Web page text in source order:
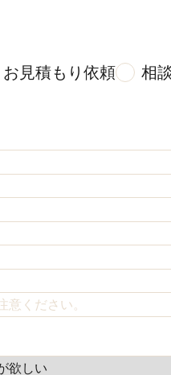
お見積もり依頼
相